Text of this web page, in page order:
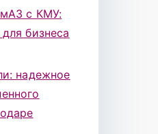
с КМУ:
бизнеса
надежное